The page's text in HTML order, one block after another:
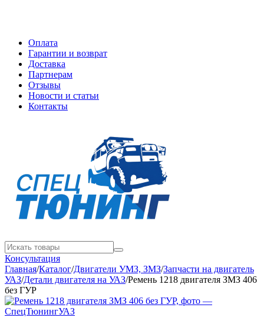
Оплата
Гарантии и возврат
Доставка
Партнерам
Отзывы
Новости и статьи
Контакты
Консультация
Главная/Каталог/Двигатели УМЗ, ЗМЗ/Запчасти на двигатель
УАЗ/Детали двигателя на УАЗ/Ремень 1218 двигателя ЗМЗ 406
без ГУР